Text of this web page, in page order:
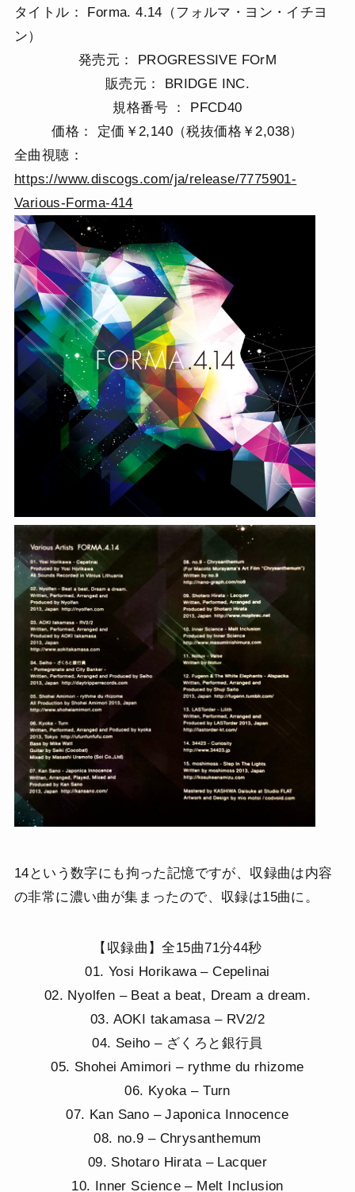
タイトル： Forma. 4.14（フォルマ・ヨン・イチヨ
ン）
発売元： PROGRESSIVE FOrM
販売元： BRIDGE INC.
規格番号 ： PFCD40
価格： 定価￥2,140（税抜価格￥2,038）
全曲視聴：
https://www.discogs.com/ja/release/7775901-
Various-Forma-414
14という数字にも拘った記憶ですが、収録曲は内容
の非常に濃い曲が集まったので、収録は15曲に。
【収録曲】全15曲71分44秒
01. Yosi Horikawa – Cepelinai
02. Nyolfen – Beat a beat, Dream a dream.
03. AOKI takamasa – RV2/2
04. Seiho – ざくろと銀行員
05. Shohei Amimori – rythme du rhizome
06. Kyoka – Turn
07. Kan Sano – Japonica Innocence
08. no.9 – Chrysanthemum
09. Shotaro Hirata – Lacquer
10. Inner Science – Melt Inclusion